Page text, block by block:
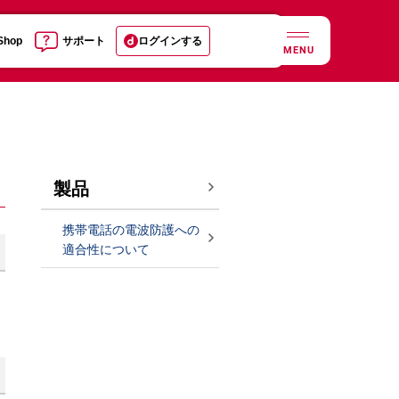
サポート ログインする
MENU
製品
携帯電話の電波防護への
適合性について